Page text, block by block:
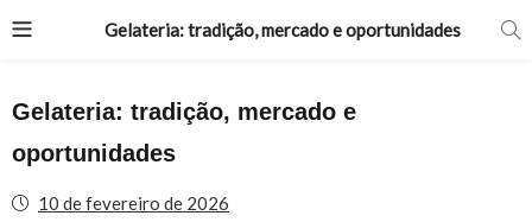
Gelateria: tradição, mercado e oportunidades
Gelateria: tradição, mercado e
oportunidades
10 de fevereiro de 2026